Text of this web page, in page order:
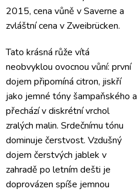
2015, cena vůně v Saverne a
zvláštní cena v Zweibrücken.
Tato krásná růže vítá
neobvyklou ovocnou vůní: první
dojem připomíná citron, jiskří
jako jemné tóny šampaňského a
přechází v diskrétní vrchol
zralých malin. Srdečnímu tónu
dominuje čerstvost. Vzdušný
dojem čerstvých jablek v
zahradě po letním dešti je
doprovázen spíše jemnou